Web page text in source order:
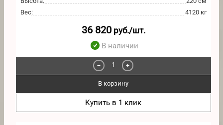
Вес: 4120 кг
36 820руб./шт.
В наличии
− +
В корзину
Купить в 1 клик